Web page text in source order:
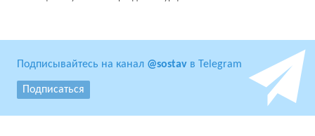
Подписывайтесь на канал @sostav в Telegram
Подписаться